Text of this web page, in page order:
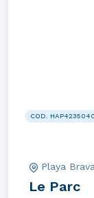
COD. HAP4235040
Playa
Le Parc